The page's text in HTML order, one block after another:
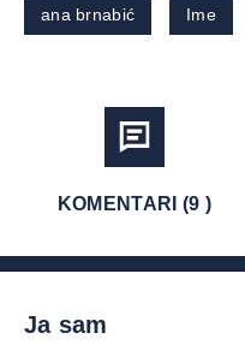
ana brnabić Ime
KOMENTARI (9 )
Ja sam